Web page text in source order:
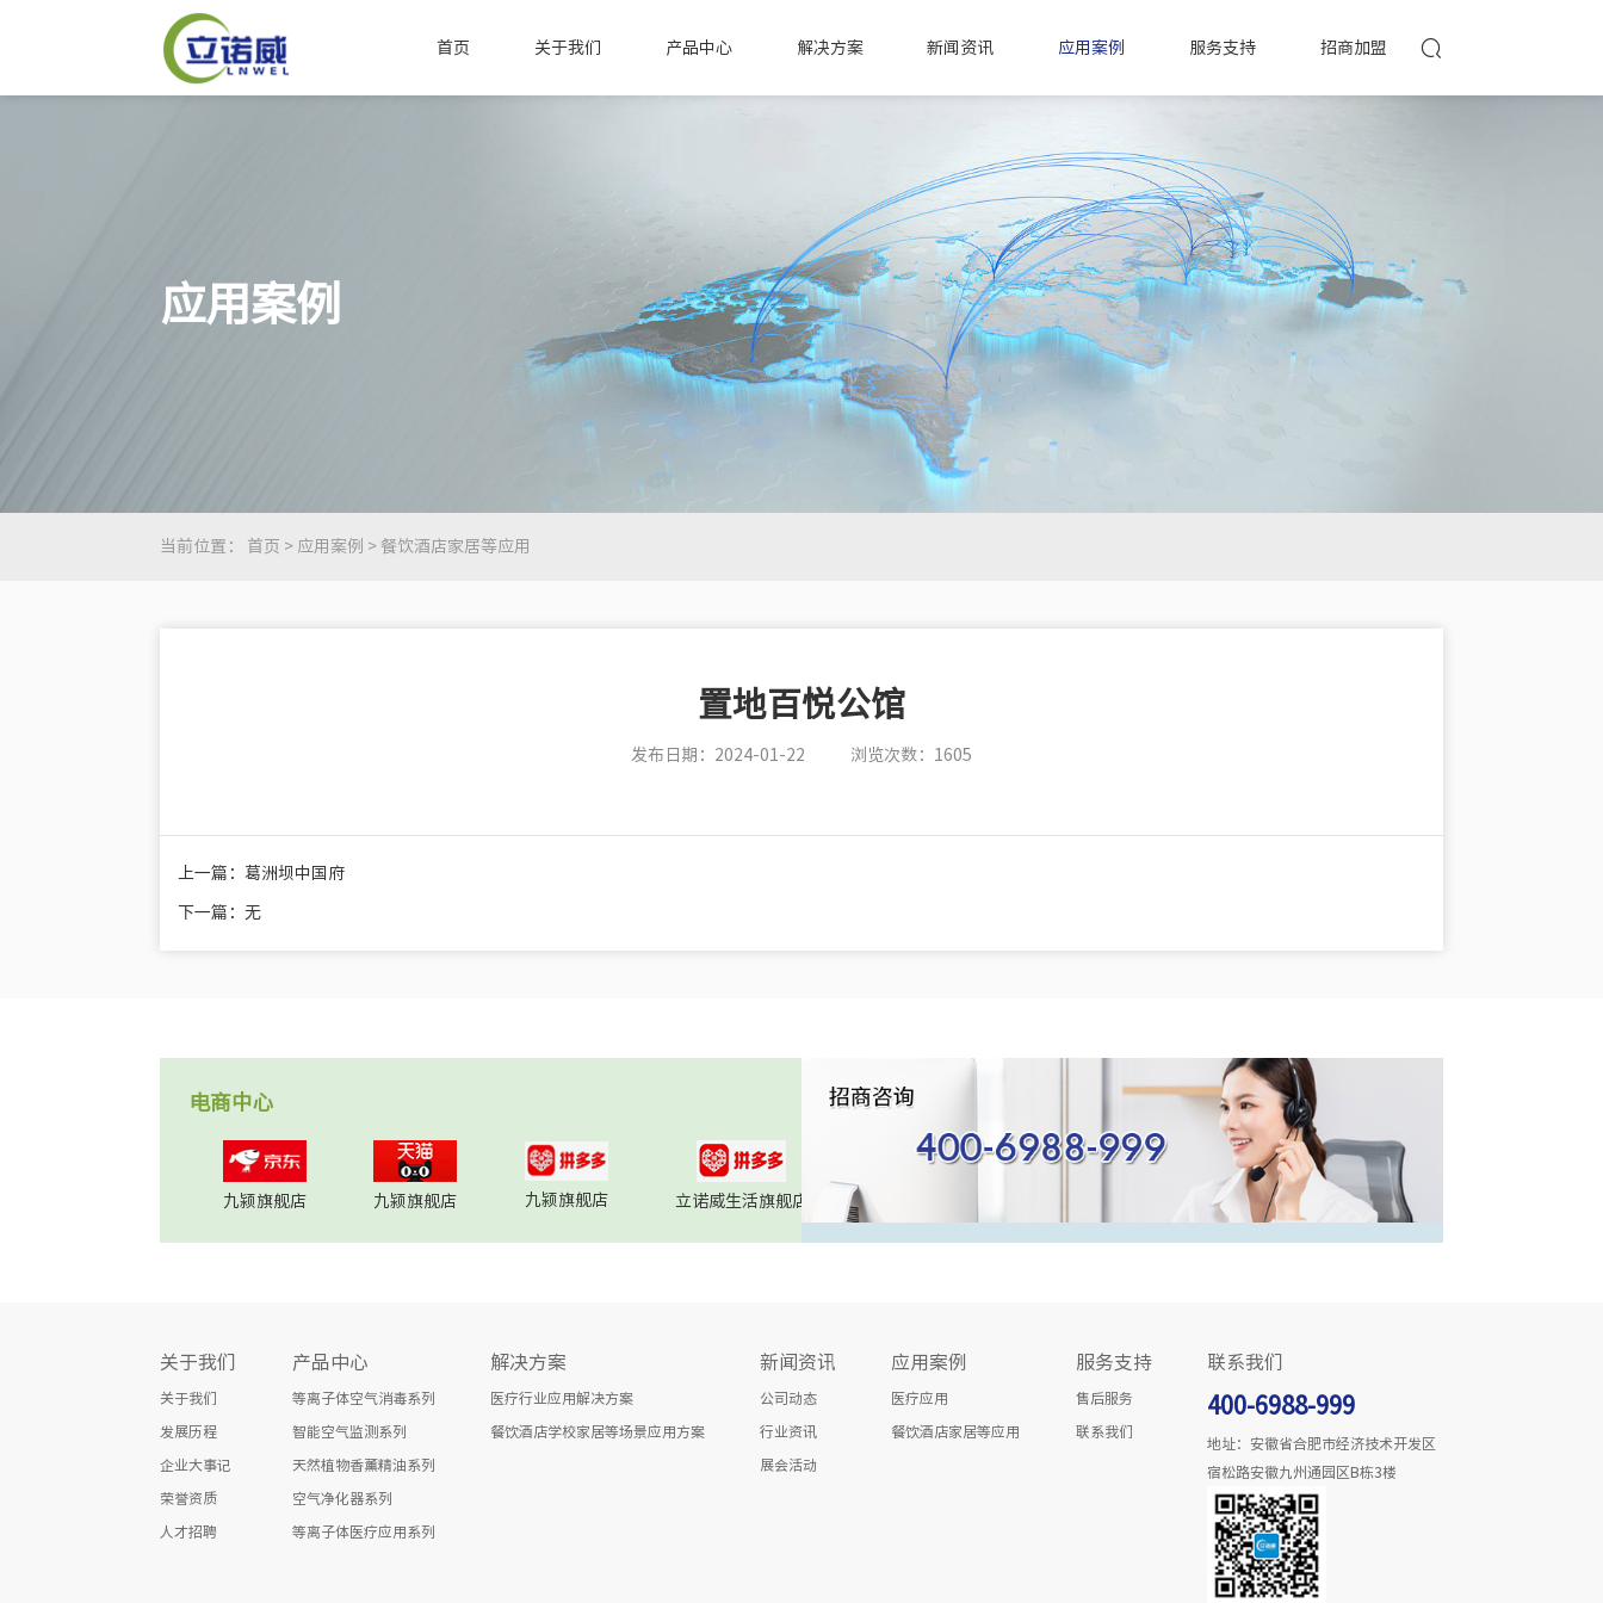
首页 关于我们 产品中心 解决方案 新闻资讯 应用案例 服务支持 招商加盟
应用案例
当前位置： 首页 > 应用案例 >餐饮酒店家居等应用
置地百悦公馆
发布日期：2024-01-22 浏览次数：1605
上一篇：葛洲坝中国府
下一篇：无
电商中心
九颍旗舰店 九颍旗舰店 九颍旗舰店 立诺威生活旗舰店
关于我们
关于我们
发展历程
企业大事记
荣誉资质
人才招聘
产品中心
等离子体空气消毒系列
智能空气监测系列
天然植物香薰精油系列
空气净化器系列
等离子体医疗应用系列
解决方案
医疗行业应用解决方案
餐饮酒店学校家居等场景应用方案
新闻资讯
公司动态
行业资讯
展会活动
应用案例
医疗应用
餐饮酒店家居等应用
服务支持
售后服务
联系我们
联系我们
400-6988-999
地址：安徽省合肥市经济技术开发区
宿松路安徽九州通园区B栋3楼